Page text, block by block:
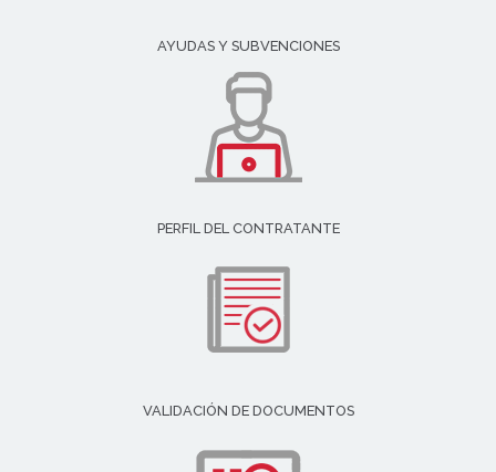
AYUDAS Y SUBVENCIONES
PERFIL DEL CONTRATANTE
VALIDACIÓN DE DOCUMENTOS